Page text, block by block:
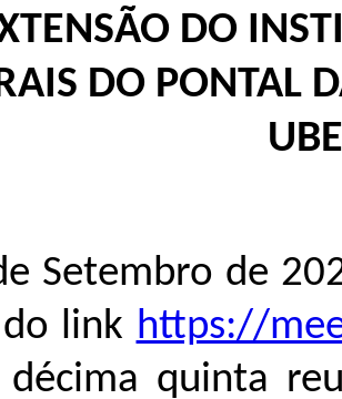
DO
DO PONTAL
Setembro de
link https://
quinta